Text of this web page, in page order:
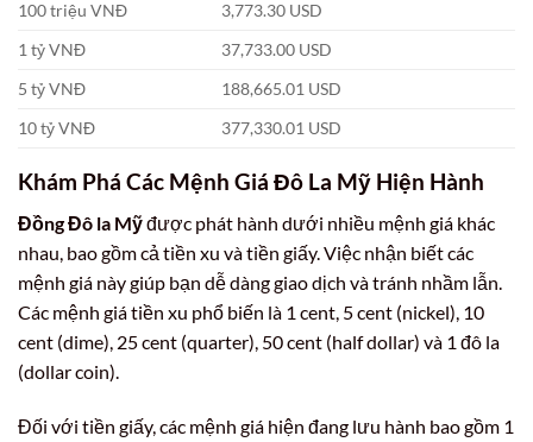
100 triệu VNĐ
3,773.30 USD
1 tỷ VNĐ
37,733.00 USD
5 tỷ VNĐ
188,665.01 USD
10 tỷ VNĐ
377,330.01 USD
Khám Phá Các Mệnh Giá Đô La Mỹ Hiện Hành
Đồng Đô la Mỹđược phát hành dưới nhiều mệnh giá khác
nhau, bao gồm cả tiền xu và tiền giấy. Việc nhận biết các
mệnh giá này giúp bạn dễ dàng giao dịch và tránh nhầm lẫn.
Các mệnh giá tiền xu phổ biến là 1 cent, 5 cent (nickel), 10
cent (dime), 25 cent (quarter), 50 cent (half dollar) và 1 đô la
(dollar coin).
Đối với tiền giấy, các mệnh giá hiện đang lưu hành bao gồm 1